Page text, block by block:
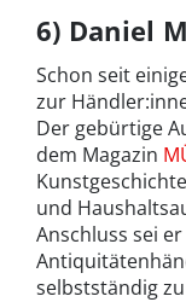
6) Daniel
Schon seit
zur
Der gebürtige
dem Magazin
und
Anschluss sei
selbstständig